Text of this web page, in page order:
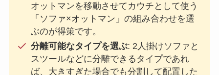
オットマンを移動させてカウチとして使う
「ソファ×オットマン」の組み合わせを選
ぶのが得策です。
分離可能なタイプを選ぶ: 2人掛けソファと
スツールなどに分離できるタイプであれ
ば、大きすぎた場合でも分割して配置した